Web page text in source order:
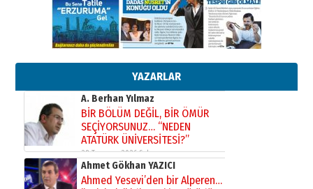
YAZARLAR
13 Mayıs 2026 Çarşamba
Esat BİNDESEN
Başkan Sekmen’den Erzurum’a
02 Ağustos 2026 Pazar
Kadir SABUNCUOĞLU
Erzurumspor’un köşe taşları
29 Haziran 2026 Pazartesi
Kenan GÜLERCİ
Murat Şahsuvaroğlu ERKON’da